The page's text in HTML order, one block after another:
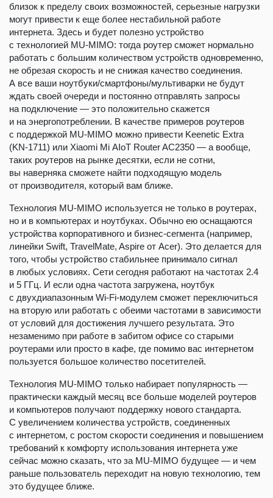
близок к пределу своих возможностей, серьезные нагрузки
могут привести к еще более нестабильной работе
интернета. Здесь и будет полезно устройство
с технологией MU-MIMO: тогда роутер сможет нормально
работать с большим количеством устройств одновременно,
не обрезая скорость и не снижая качество соединения.
А все ваши ноутбуки/смартфоны/мультиварки не будут
ждать своей очереди и постоянно отправлять запросы
на подключение — это положительно скажется
и на энергопотреблении. В качестве примеров роутеров
с поддержкой MU-MIMO можно привести Keenetic Extra
(KN-1711) или Xiaomi Mi AIoT Router AC2350 — а вообще,
таких роутеров на рынке десятки, если не сотни,
вы наверняка сможете найти подходящую модель
от производителя, который вам ближе.
Технология MU-MIMO используется не только в роутерах,
но и в компьютерах и ноутбуках. Обычно ею оснащаются
устройства корпоративного и бизнес-сегмента (например,
линейки Swift, TravelMate, Aspire от Acer). Это делается для
того, чтобы устройство стабильнее принимало сигнал
в любых условиях. Сети сегодня работают на частотах 2.4
и 5 ГГц. И если одна частота загружена, ноутбук
с двухдиапазонным Wi-Fi-модулем сможет переключиться
на вторую или работать с обеими частотами в зависимости
от условий для достижения лучшего результата. Это
незаменимо при работе в забитом офисе со старыми
роутерами или просто в кафе, где помимо вас интернетом
пользуется большое количество посетителей.
Технология MU-MIMO только набирает популярность —
практически каждый месяц все больше моделей роутеров
и компьютеров получают поддержку нового стандарта.
С увеличением количества устройств, соединенных
с интернетом, с ростом скорости соединения и повышением
требований к комфорту использования интернета уже
сейчас можно сказать, что за MU-MIMO будущее — и чем
раньше пользователь переходит на новую технологию, тем
это будущее ближе.